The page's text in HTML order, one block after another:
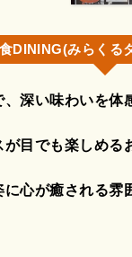
DINING(みらくる
深い味わいを体
目でも楽しめる
心が癒される雰